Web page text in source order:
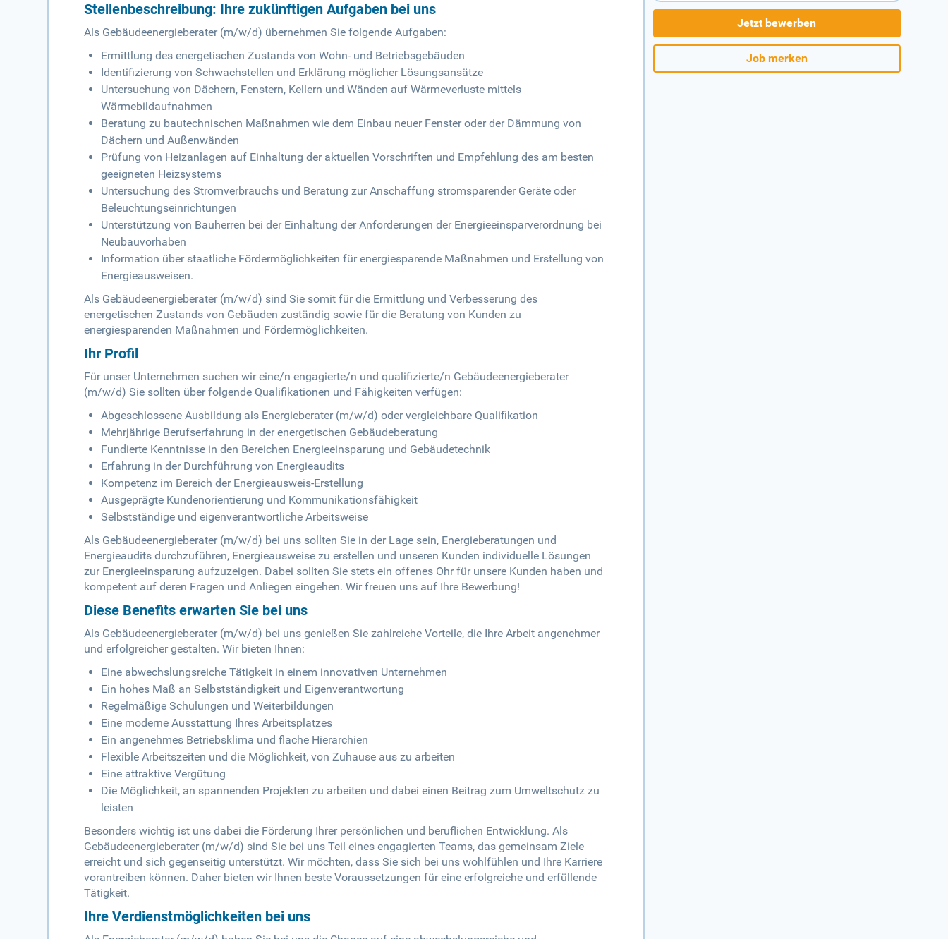
Stellenbeschreibung: Ihre zukünftigen Aufgaben bei uns
Als Gebäudeenergieberater (m/w/d) übernehmen Sie folgende Aufgaben:
Ermittlung des energetischen Zustands von Wohn- und Betriebsgebäuden
Identifizierung von Schwachstellen und Erklärung möglicher Lösungsansätze
Untersuchung von Dächern, Fenstern, Kellern und Wänden auf Wärmeverluste mittels
Wärmebildaufnahmen
Beratung zu bautechnischen Maßnahmen wie dem Einbau neuer Fenster oder der Dämmung von
Dächern und Außenwänden
Prüfung von Heizanlagen auf Einhaltung der aktuellen Vorschriften und Empfehlung des am besten
geeigneten Heizsystems
Untersuchung des Stromverbrauchs und Beratung zur Anschaffung stromsparender Geräte oder
Beleuchtungseinrichtungen
Unterstützung von Bauherren bei der Einhaltung der Anforderungen der Energieeinsparverordnung bei
Neubauvorhaben
Information über staatliche Fördermöglichkeiten für energiesparende Maßnahmen und Erstellung von
Energieausweisen.
Als Gebäudeenergieberater (m/w/d) sind Sie somit für die Ermittlung und Verbesserung des
energetischen Zustands von Gebäuden zuständig sowie für die Beratung von Kunden zu
energiesparenden Maßnahmen und Fördermöglichkeiten.
Ihr Profil
Für unser Unternehmen suchen wir eine/n engagierte/n und qualifizierte/n Gebäudeenergieberater
(m/w/d) Sie sollten über folgende Qualifikationen und Fähigkeiten verfügen:
Abgeschlossene Ausbildung als Energieberater (m/w/d) oder vergleichbare Qualifikation
Mehrjährige Berufserfahrung in der energetischen Gebäudeberatung
Fundierte Kenntnisse in den Bereichen Energieeinsparung und Gebäudetechnik
Erfahrung in der Durchführung von Energieaudits
Kompetenz im Bereich der Energieausweis-Erstellung
Ausgeprägte Kundenorientierung und Kommunikationsfähigkeit
Selbstständige und eigenverantwortliche Arbeitsweise
Als Gebäudeenergieberater (m/w/d) bei uns sollten Sie in der Lage sein, Energieberatungen und
Energieaudits durchzuführen, Energieausweise zu erstellen und unseren Kunden individuelle Lösungen
zur Energieeinsparung aufzuzeigen. Dabei sollten Sie stets ein offenes Ohr für unsere Kunden haben und
kompetent auf deren Fragen und Anliegen eingehen. Wir freuen uns auf Ihre Bewerbung!
Diese Benefits erwarten Sie bei uns
Als Gebäudeenergieberater (m/w/d) bei uns genießen Sie zahlreiche Vorteile, die Ihre Arbeit angenehmer
und erfolgreicher gestalten. Wir bieten Ihnen:
Eine abwechslungsreiche Tätigkeit in einem innovativen Unternehmen
Ein hohes Maß an Selbstständigkeit und Eigenverantwortung
Regelmäßige Schulungen und Weiterbildungen
Eine moderne Ausstattung Ihres Arbeitsplatzes
Ein angenehmes Betriebsklima und flache Hierarchien
Flexible Arbeitszeiten und die Möglichkeit, von Zuhause aus zu arbeiten
Eine attraktive Vergütung
Die Möglichkeit, an spannenden Projekten zu arbeiten und dabei einen Beitrag zum Umweltschutz zu
leisten
Besonders wichtig ist uns dabei die Förderung Ihrer persönlichen und beruflichen Entwicklung. Als
Gebäudeenergieberater (m/w/d) sind Sie bei uns Teil eines engagierten Teams, das gemeinsam Ziele
erreicht und sich gegenseitig unterstützt. Wir möchten, dass Sie sich bei uns wohlfühlen und Ihre Karriere
vorantreiben können. Daher bieten wir Ihnen beste Voraussetzungen für eine erfolgreiche und erfüllende
Tätigkeit.
Ihre Verdienstmöglichkeiten bei uns
Jetzt bewerben
Job merken